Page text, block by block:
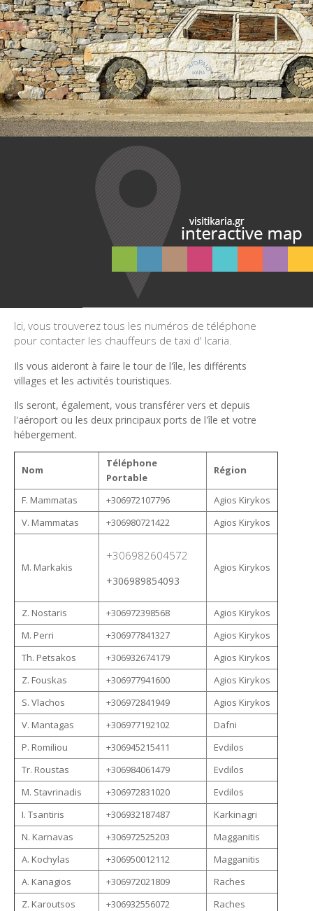
Ici, vous trouverez tous les numéros de téléphone
pour contacter les chauffeurs de taxi d' Icaria.
Ils vous aideront à faire le tour de l'île, les différents
villages et les activités touristiques.
Ils seront, également, vous transférer vers et depuis
l'aéroport ou les deux principaux ports de l'île et votre
hébergement.
Nom
Téléphone
Portable
Région
F. Mammatas +306972107796
Agios Kirykos
V. Mammatas
+306980721422 Agios Kirykos
M. Markakis
+306982604572
+306989854093
Agios Kirykos
Z. Nostaris +306972398568
Agios Kirykos
M. Perri
+306977841327
Agios Kirykos
Th. Petsakos
+306932674179
Agios Kirykos
Z. Fouskas
+306977941600
Agios Kirykos
S. Vlachos
+306972841949
Agios Kirykos
V. Mantagas
+306977192102
Dafni
P. Romiliou
+306945215411
Evdilos
Tr. Roustas
+306984061479
Evdilos
M. Stavrinadis
+306972831020
Evdilos
I. Tsantiris
+306932187487
Karkinagri
N. Karnavas
+306972525203
Magganitis
A. Kochylas
+306950012112
Magganitis
A. Kanagios
+306972021809
Raches
Z. Karoutsos
+306932556072
Raches